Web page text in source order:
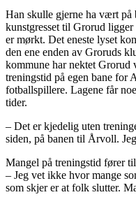
Han skulle gjerne ha vært på
kunstgresset til Grorud
er mørkt. Det eneste lyset
den ene enden av Groruds
kommune har nektet
treningstid på egen bane for
fotballspillere. Lagene får
tider.
– Det er kjedelig uten
siden, på banen til Årvoll.
Mangel på treningstid fører
– Jeg vet ikke hvor mange
som skjer er at folk slutter.